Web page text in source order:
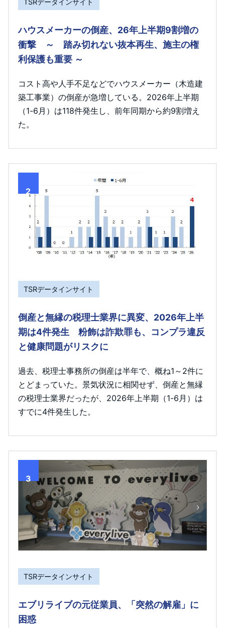
ハウスメーカーの倒産、26年上半期9割増の
衝撃 ～ 踏み切れない抜本再生、施主の権
利保護も重要 ～
コスト高や人手不足などでハウスメーカー（木造建
築工事業）の倒産が急増している。2026年上半期
（1-6月）は118件発生し、前年同期から約9割増え
た。
2
TSRデータインサイト
倒産と無縁の税理士業界に異変、2026年上半
期は4件発生 粉飾は詐欺罪も、コンプラ違反
と健康問題がリスクに
過去、税理士事務所の倒産は半年で、概ね1～2件に
とどまっていた。景気状況に相関せず、倒産と無縁
の税理士業界だったが、2026年上半期（1-6月）は
すでに4件発生した。
3
TSRデータインサイト
エブリライブの元従業員、「突然の解雇」に
困惑